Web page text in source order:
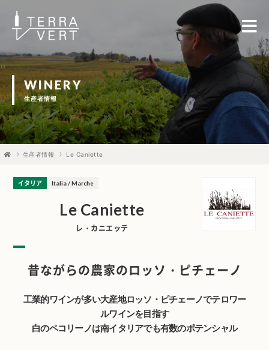
WINERY
生産者情報
生産者情報 Le Caniette
Le Caniette
レ・カニエッテ
イタリア Italia / Marche
昔ながらの農家のロッソ・ピチェーノ
工業的ワインが多い大産地ロッソ・ピチェーノでテロワー
ルワインを目指す
白のペコリーノは南イタリアでも有数のポテンシャル